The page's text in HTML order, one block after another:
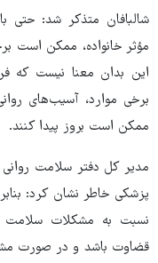
شالبافان متذکر شد: حتی
مؤثر خانواده، ممکن است
این بدان معنا نیست که
برخی موارد، آسیب‌های
ممکن است بروز پیدا کنند.
مدیر کل دفتر سلامت
پزشکی خاطر نشان کرد:
نسبت به مشکلات سلامت
قضاوت باشد و در صورت